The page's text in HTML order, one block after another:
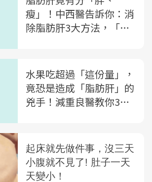
瘦」！中西醫告訴你：消
除脂肪肝3大方法，「這
水果吃超過「這份量」，
竟恐是造成「脂肪肝」的
兇手！減重良醫教你3招